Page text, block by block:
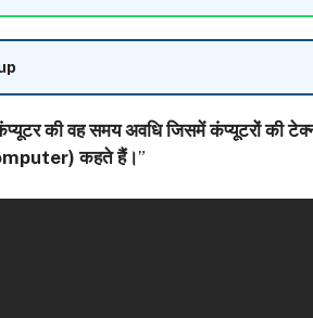
की वह समय अवधि जिसमें कंप्यूटरों की
) कहते हैं।”